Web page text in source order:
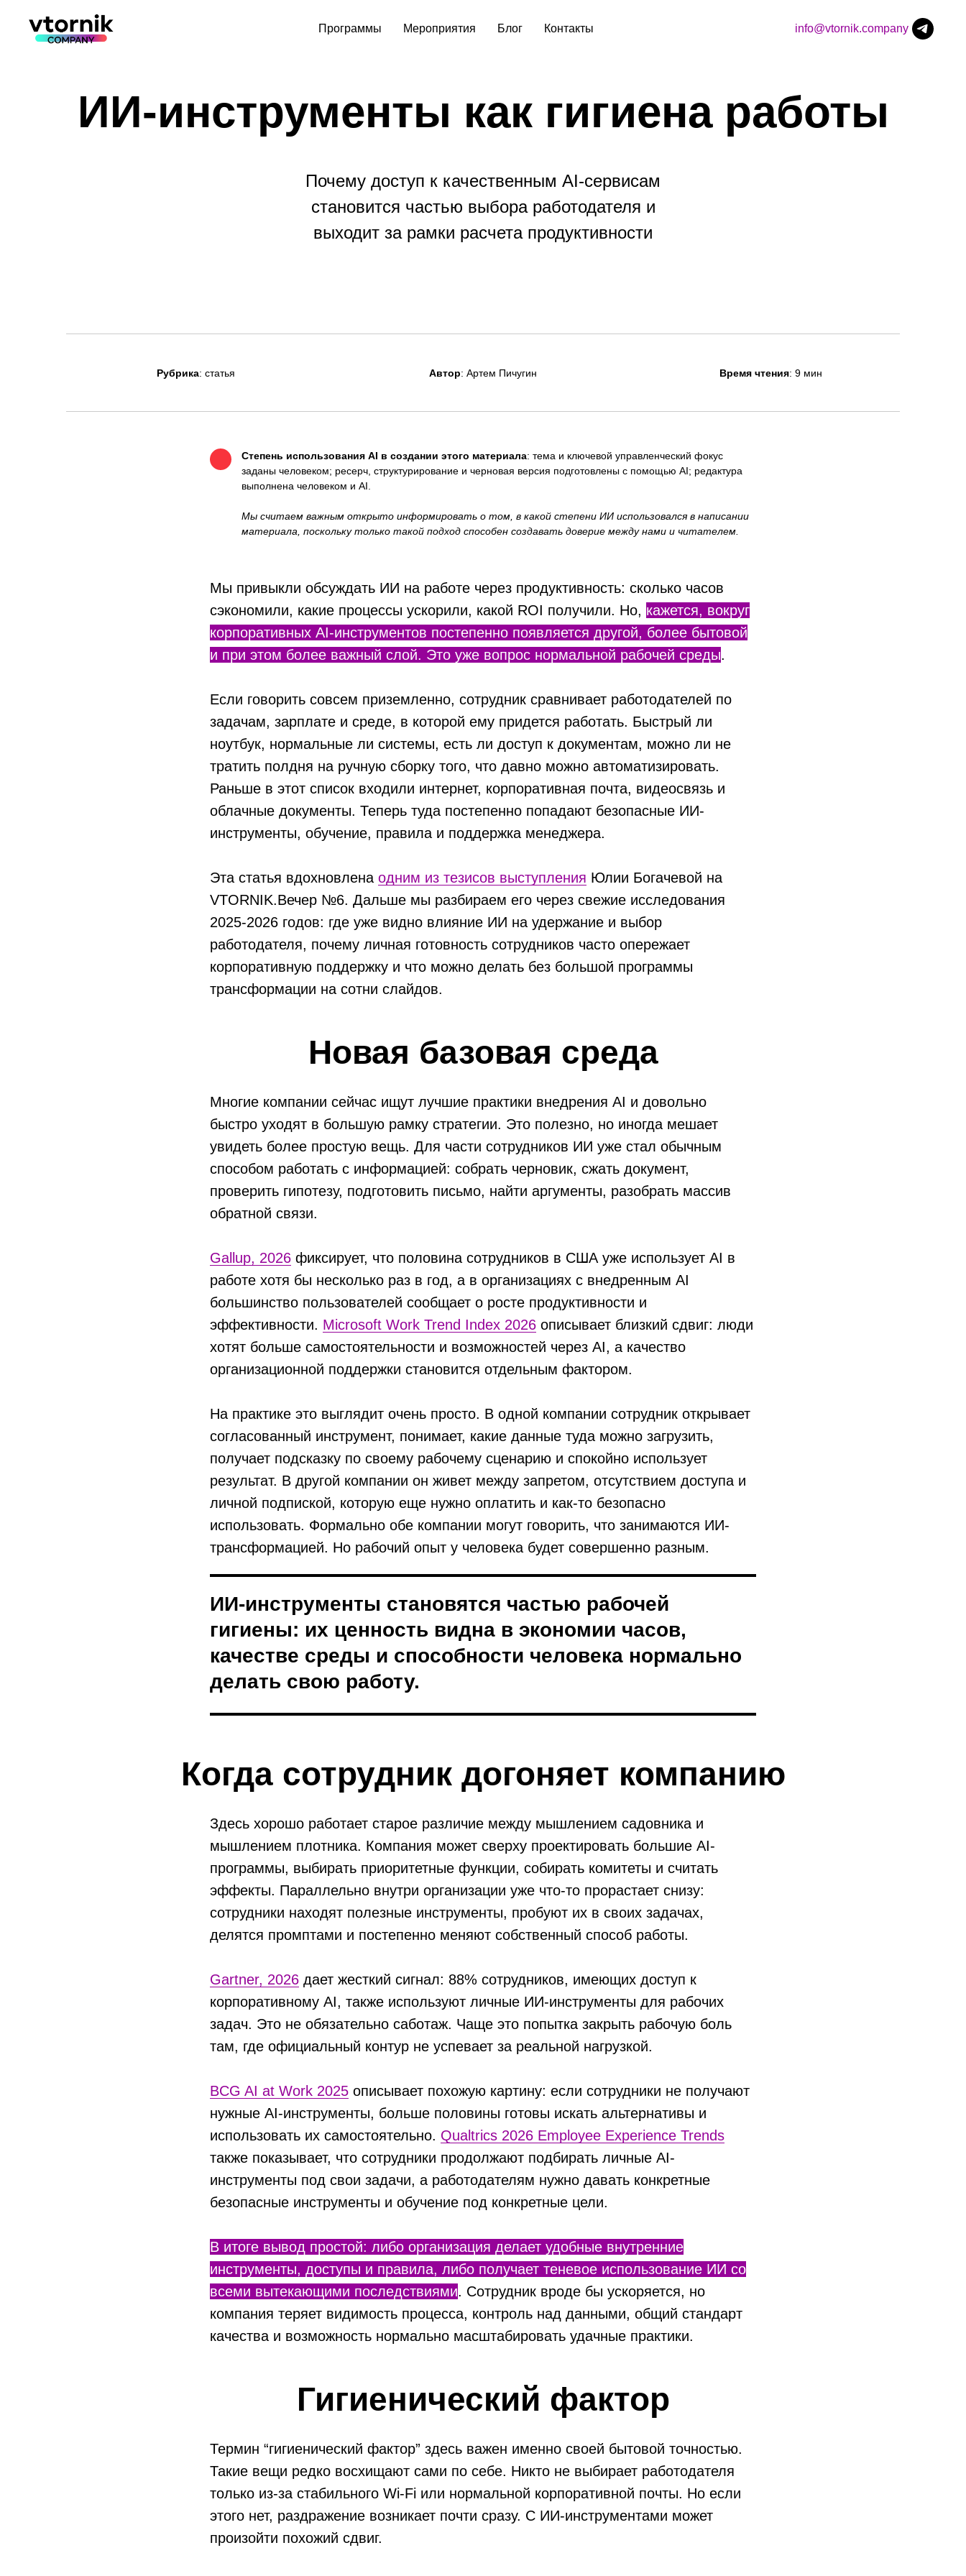
Программы Мероприятия Блог Контакты info@vtornik.company
ИИ-инструменты как гигиена работы
Почему доступ к качественным AI-сервисам
становится частью выбора работодателя и
выходит за рамки расчета продуктивности
Рубрика: статья Автор: Артем Пичугин Время чтения: 9 мин
Степень использования AI в создании этого материала: тема и ключевой управленческий фокус
заданы человеком; ресерч, структурирование и черновая версия подготовлены с помощью AI; редактура
выполнена человеком и AI.
Мы считаем важным открыто информировать о том, в какой степени ИИ использовался в написании
материала, поскольку только такой подход способен создавать доверие между нами и читателем.
Мы привыкли обсуждать ИИ на работе через продуктивность: сколько часов
сэкономили, какие процессы ускорили, какой ROI получили. Но, кажется, вокруг
корпоративных AI-инструментов постепенно появляется другой, более бытовой
и при этом более важный слой. Это уже вопрос нормальной рабочей среды.
Если говорить совсем приземленно, сотрудник сравнивает работодателей по
задачам, зарплате и среде, в которой ему придется работать. Быстрый ли
ноутбук, нормальные ли системы, есть ли доступ к документам, можно ли не
тратить полдня на ручную сборку того, что давно можно автоматизировать.
Раньше в этот список входили интернет, корпоративная почта, видеосвязь и
облачные документы. Теперь туда постепенно попадают безопасные ИИ-
инструменты, обучение, правила и поддержка менеджера.
Эта статья вдохновлена одним из тезисов выступления Юлии Богачевой на
VTORNIK.Вечер №6. Дальше мы разбираем его через свежие исследования
2025-2026 годов: где уже видно влияние ИИ на удержание и выбор
работодателя, почему личная готовность сотрудников часто опережает
корпоративную поддержку и что можно делать без большой программы
трансформации на сотни слайдов.
Новая базовая среда
Многие компании сейчас ищут лучшие практики внедрения AI и довольно
быстро уходят в большую рамку стратегии. Это полезно, но иногда мешает
увидеть более простую вещь. Для части сотрудников ИИ уже стал обычным
способом работать с информацией: собрать черновик, сжать документ,
проверить гипотезу, подготовить письмо, найти аргументы, разобрать массив
обратной связи.
Gallup, 2026 фиксирует, что половина сотрудников в США уже использует AI в
работе хотя бы несколько раз в год, а в организациях с внедренным AI
большинство пользователей сообщает о росте продуктивности и
эффективности. Microsoft Work Trend Index 2026 описывает близкий сдвиг: люди
хотят больше самостоятельности и возможностей через AI, а качество
организационной поддержки становится отдельным фактором.
На практике это выглядит очень просто. В одной компании сотрудник открывает
согласованный инструмент, понимает, какие данные туда можно загрузить,
получает подсказку по своему рабочему сценарию и спокойно использует
результат. В другой компании он живет между запретом, отсутствием доступа и
личной подпиской, которую еще нужно оплатить и как-то безопасно
использовать. Формально обе компании могут говорить, что занимаются ИИ-
трансформацией. Но рабочий опыт у человека будет совершенно разным.
ИИ-инструменты становятся частью рабочей
гигиены: их ценность видна в экономии часов,
качестве среды и способности человека нормально
делать свою работу.
Когда сотрудник догоняет компанию
Здесь хорошо работает старое различие между мышлением садовника и
мышлением плотника. Компания может сверху проектировать большие AI-
программы, выбирать приоритетные функции, собирать комитеты и считать
эффекты. Параллельно внутри организации уже что-то прорастает снизу:
сотрудники находят полезные инструменты, пробуют их в своих задачах,
делятся промптами и постепенно меняют собственный способ работы.
Gartner, 2026 дает жесткий сигнал: 88% сотрудников, имеющих доступ к
корпоративному AI, также используют личные ИИ-инструменты для рабочих
задач. Это не обязательно саботаж. Чаще это попытка закрыть рабочую боль
там, где официальный контур не успевает за реальной нагрузкой.
BCG AI at Work 2025 описывает похожую картину: если сотрудники не получают
нужные AI-инструменты, больше половины готовы искать альтернативы и
использовать их самостоятельно. Qualtrics 2026 Employee Experience Trends
также показывает, что сотрудники продолжают подбирать личные AI-
инструменты под свои задачи, а работодателям нужно давать конкретные
безопасные инструменты и обучение под конкретные цели.
В итоге вывод простой: либо организация делает удобные внутренние
инструменты, доступы и правила, либо получает теневое использование ИИ со
всеми вытекающими последствиями. Сотрудник вроде бы ускоряется, но
компания теряет видимость процесса, контроль над данными, общий стандарт
качества и возможность нормально масштабировать удачные практики.
Гигиенический фактор
Термин “гигиенический фактор” здесь важен именно своей бытовой точностью.
Такие вещи редко восхищают сами по себе. Никто не выбирает работодателя
только из-за стабильного Wi-Fi или нормальной корпоративной почты. Но если
этого нет, раздражение возникает почти сразу. С ИИ-инструментами может
произойти похожий сдвиг.